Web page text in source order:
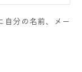
自分の名前、メー